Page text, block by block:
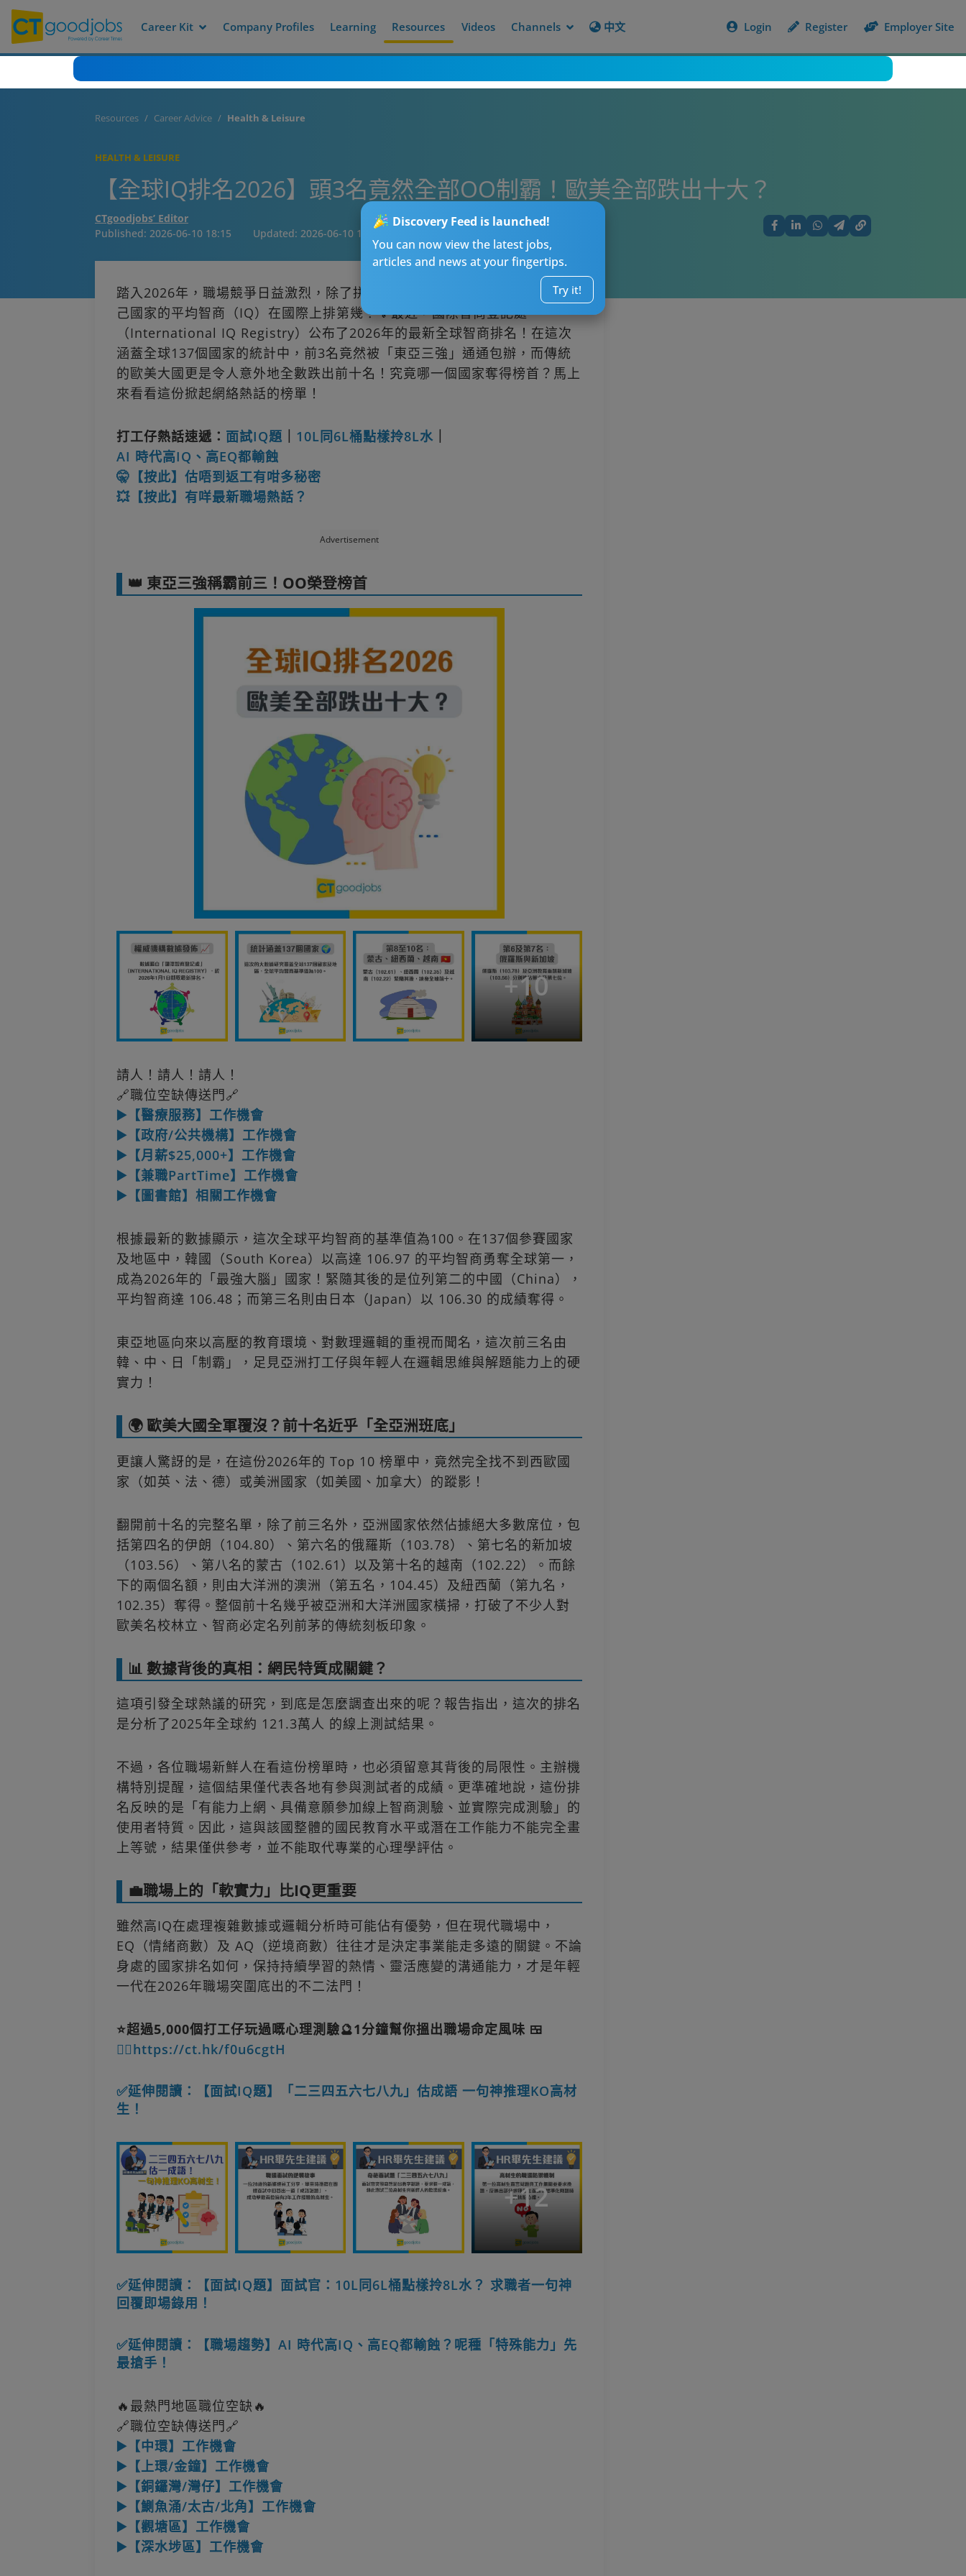
Career Kit Company Profiles Learning Resources Videos Channels 中文 Login Register Employer Site
Discovery Feed is launched!
You can now view the latest jobs,
articles and news at your fingertips.
Try it!
Resources Career Advice Health & Leisure
HEALTH & LEISURE
【全球IQ排名2026】頭3名竟然全部OO制霸！歐美全部跌出十大？
CTgoodjobs’ Editor
Published: 2026-06-10 18:15 Updated: 2026-06-10 18:15
踏入2026年，職場競爭日益激烈，除了拼學歷、拼經驗，大家有沒有想過自
己國家的平均智商（IQ）在國際上排第幾？💡最近，國際智商登記處
（International IQ Registry）公布了2026年的最新全球智商排名！在這次
涵蓋全球137個國家的統計中，前3名竟然被「東亞三強」通通包辦，而傳統
的歐美大國更是令人意外地全數跌出前十名！究竟哪一個國家奪得榜首？馬上
來看看這份掀起網絡熱話的榜單！
打工仔熱話速遞： 面試IQ題 10L同6L桶點樣拎8L水
AI 時代高IQ、高EQ都輸蝕
🤫【按此】估唔到返工有咁多秘密
💥【按此】有咩最新職場熱話？
Advertisement
👑 東亞三強稱霸前三！OO榮登榜首
+10
請人！請人！請人！
🔗職位空缺傳送門🔗
▶️【醫療服務】工作機會
▶️【政府/公共機構】工作機會
▶️【月薪$25,000+】工作機會
▶️【兼職PartTime】工作機會
▶️【圖書館】相關工作機會
根據最新的數據顯示，這次全球平均智商的基準值為100。在137個參賽國家
及地區中，韓國（South Korea）以高達 106.97 的平均智商勇奪全球第一，
成為2026年的「最強大腦」國家！緊隨其後的是位列第二的中國（China），
平均智商達 106.48；而第三名則由日本（Japan）以 106.30 的成績奪得。
東亞地區向來以高壓的教育環境、對數理邏輯的重視而聞名，這次前三名由
韓、中、日「制霸」，足見亞洲打工仔與年輕人在邏輯思維與解題能力上的硬
實力！
🌍 歐美大國全軍覆沒？前十名近乎「全亞洲班底」
更讓人驚訝的是，在這份2026年的 Top 10 榜單中，竟然完全找不到西歐國
家（如英、法、德）或美洲國家（如美國、加拿大）的蹤影！
翻開前十名的完整名單，除了前三名外，亞洲國家依然佔據絕大多數席位，包
括第四名的伊朗（104.80）、第六名的俄羅斯（103.78）、第七名的新加坡
（103.56）、第八名的蒙古（102.61）以及第十名的越南（102.22）。而餘
下的兩個名額，則由大洋洲的澳洲（第五名，104.45）及紐西蘭（第九名，
102.35）奪得。整個前十名幾乎被亞洲和大洋洲國家橫掃，打破了不少人對
歐美名校林立、智商必定名列前茅的傳統刻板印象。
📊 數據背後的真相：網民特質成關鍵？
這項引發全球熱議的研究，到底是怎麼調查出來的呢？報告指出，這次的排名
是分析了2025年全球約 121.3萬人 的線上測試結果。
不過，各位職場新鮮人在看這份榜單時，也必須留意其背後的局限性。主辦機
構特別提醒，這個結果僅代表各地有參與測試者的成績。更準確地說，這份排
名反映的是「有能力上網、具備意願參加線上智商測驗、並實際完成測驗」的
使用者特質。因此，這與該國整體的國民教育水平或潛在工作能力不能完全畫
上等號，結果僅供參考，並不能取代專業的心理學評估。
💼職場上的「軟實力」比IQ更重要
雖然高IQ在處理複雜數據或邏輯分析時可能佔有優勢，但在現代職場中，
EQ（情緒商數）及 AQ（逆境商數）往往才是決定事業能走多遠的關鍵。不論
身處的國家排名如何，保持持續學習的熱情、靈活應變的溝通能力，才是年輕
一代在2026年職場突圍底出的不二法門！
⭐超過5,000個打工仔玩過嘅心理測驗🔮1分鐘幫你搵出職場命定風味 🍱
👉🏻https://ct.hk/f0u6cgtH
✅延伸閱讀：【面試IQ題】「二三四五六七八九」估成語 一句神推理KO高材
生！
+12
✅延伸閱讀：【面試IQ題】面試官：10L同6L桶點樣拎8L水？ 求職者一句神
回覆即場錄用！
✅延伸閱讀：【職場趨勢】AI 時代高IQ、高EQ都輸蝕？呢種「特殊能力」先
最搶手！
🔥最熱門地區職位空缺🔥
🔗職位空缺傳送門🔗
▶️【中環】工作機會
▶️【上環/金鐘】工作機會
▶️【銅鑼灣/灣仔】工作機會
▶️【鰂魚涌/太古/北角】工作機會
▶️【觀塘區】工作機會
▶️【深水埗區】工作機會